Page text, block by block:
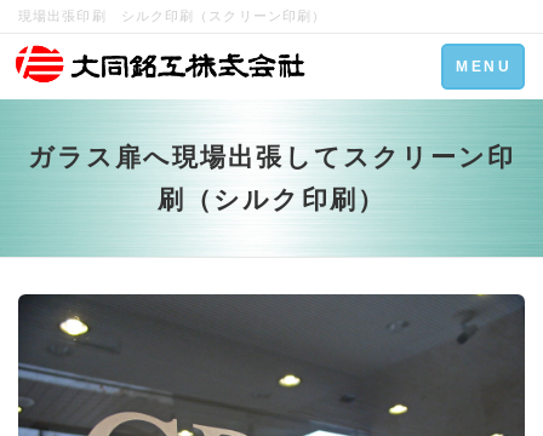
現場出張印刷 シルク印刷（スクリーン印刷）
Toggle
navigation
MENU
ガラス扉へ現場出張してスクリーン印
刷（シルク印刷）